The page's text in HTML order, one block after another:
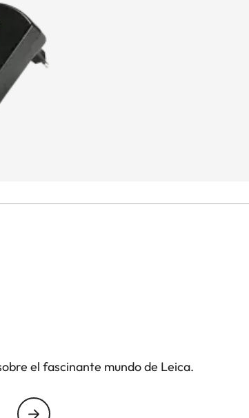
el fascinante mundo de Leica.